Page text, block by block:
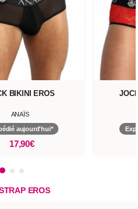
BIKINI EROS
ANAÏS
aujourd'hui*
17,90€
EROS